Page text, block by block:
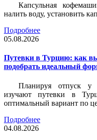
Капсульная
налить воду, установить
Подробнее
05.08.2026
Путевки в Турцию: как
подобрать идеальный
Планируя отпуск у
изучают путевки в
оптимальный вариант по
Подробнее
04.08.2026